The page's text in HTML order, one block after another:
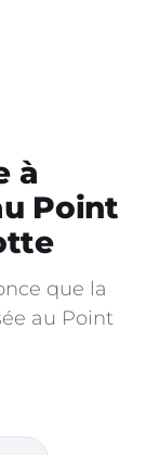
à
Point
que la
au Point